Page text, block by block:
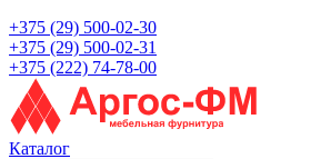
+375 (29) 500-02-30
+375 (29) 500-02-31
+375 (222) 74-78-00
Каталог